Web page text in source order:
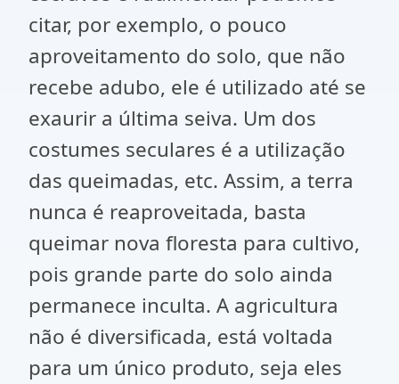
citar, por exemplo, o pouco
aproveitamento do solo, que não
recebe adubo, ele é utilizado até se
exaurir a última seiva. Um dos
costumes seculares é a utilização
das queimadas, etc. Assim, a terra
nunca é reaproveitada, basta
queimar nova floresta para cultivo,
pois grande parte do solo ainda
permanece inculta. A agricultura
não é diversificada, está voltada
para um único produto, seja eles